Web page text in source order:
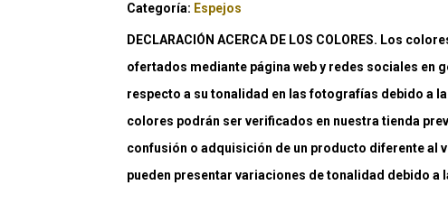
Categoría: Espejos
DECLARACIÓN ACERCA DE LOS COLORES. Los
ofertados mediante página web y redes sociales en
respecto a su tonalidad en las fotografías debido a
colores podrán ser verificados en nuestra tienda
confusión o adquisición de un producto diferente al
pueden presentar variaciones de tonalidad debido a